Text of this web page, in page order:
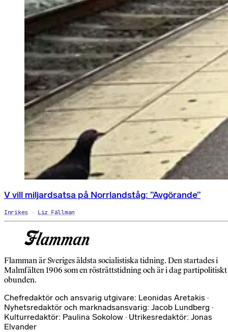
V vill miljardsatsa på Norrlandståg: ”Avgörande”
Inrikes Liz Fällman
Flamman är Sveriges äldsta socialistiska tidning. Den startades i
Malmfälten 1906 som en rösträttstidning och är i dag partipolitiskt
obunden.
Chefredaktör och ansvarig utgivare: Leonidas Aretakis ·
Nyhetsredaktör och marknadsansvarig: Jacob Lundberg ·
Kulturredaktör: Paulina Sokolow · Utrikesredaktör: Jonas
Elvander